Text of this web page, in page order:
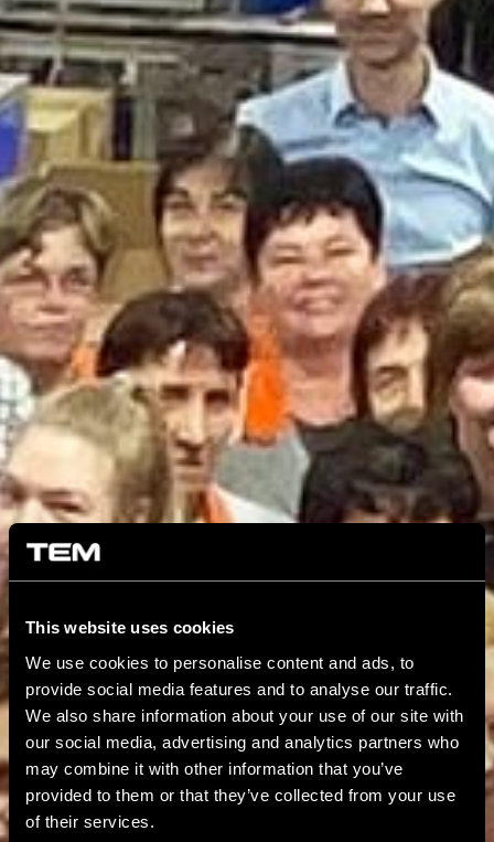
This website uses cookies
We use cookies to personalise content and ads, to
provide social media features and to analyse our traffic.
We also share information about your use of our site with
our social media, advertising and analytics partners who
may combine it with other information that you’ve
provided to them or that they’ve collected from your use
of their services.